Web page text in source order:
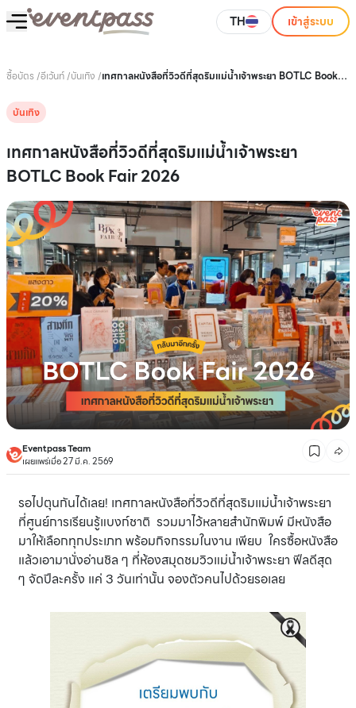
TH เข้าสู่ระบบ
ซื้อบัตร /อีเว้นท์/บันเทิง /เทศกาลหนังสือที่วิวดีที่สุดริมแม่น้ำเจ้าพระยา BOTLC Book
บันเทิง
เทศกาลหนังสือที่วิวดีที่สุดริมแม่น้ำเจ้าพระยา
BOTLC Book Fair 2026
Eventpass Team
เผยแพร่เมื่อ 27 มี.ค. 2569
รอไปตุนกันได้เลย! เทศกาลหนังสือที่วิวดีที่สุดริมแม่น้ำเจ้าพระยา
ที่ศูนย์การเรียนรู้แบงก์ชาติ รวมมาไว้หลายสำนักพิมพ์ มีหนังสือ
มาให้เลือกทุกประเภท พร้อมกิจกรรมในงาน เพียบ ใครซื้อหนังสือ
แล้วเอามานั่งอ่านชิล ๆ ที่ห้องสมุดชมวิวแม่น้ำเจ้าพระยา ฟีลดีสุด
ๆ จัดปีละครั้ง แค่ 3 วันเท่านั้น จองตัวคนไปด้วยรอเลย